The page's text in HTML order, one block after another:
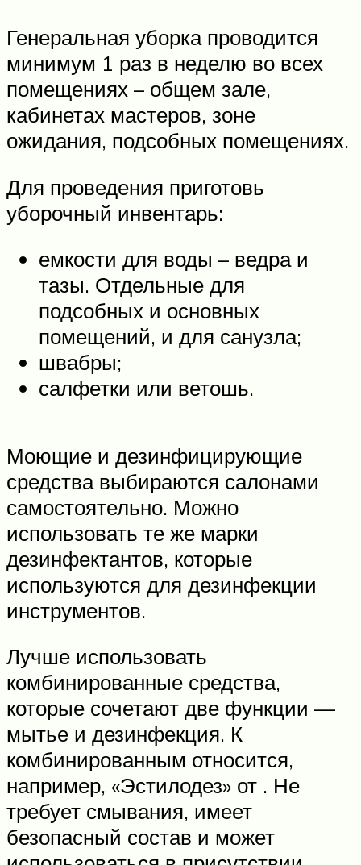
Генеральная уборка проводится
минимум 1 раз в неделю во всех
помещениях – общем зале,
кабинетах мастеров, зоне
ожидания, подсобных помещениях.
Для проведения приготовь
уборочный инвентарь:
емкости для воды – ведра и
тазы. Отдельные для
подсобных и основных
помещений, и для санузла;
швабры;
салфетки или ветошь.
Моющие и дезинфицирующие
средства выбираются салонами
самостоятельно. Можно
использовать те же марки
дезинфектантов, которые
используются для дезинфекции
инструментов.
Лучше использовать
комбинированные средства,
которые сочетают две функции —
мытье и дезинфекция. К
комбинированным относится,
например, «Эстилодез» от . Не
требует смывания, имеет
безопасный состав и может